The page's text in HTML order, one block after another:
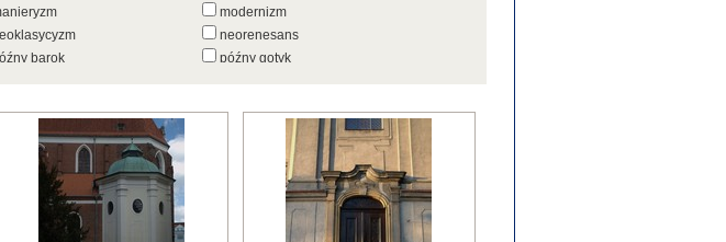
modernizm
neorenesans
barok
późny gotyk
romanizm (relikty)
klasycyzm wczesny renesans